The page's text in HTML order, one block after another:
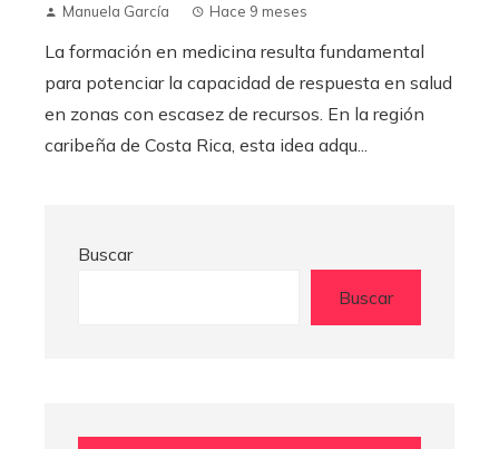
Manuela García Hace 9 meses
La formación en medicina resulta fundamental
para potenciar la capacidad de respuesta en salud
en zonas con escasez de recursos. En la región
caribeña de Costa Rica, esta idea adqu...
Buscar
Buscar